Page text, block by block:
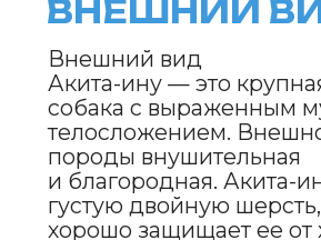
глубокой привязанностью к своему
настоящую верность.